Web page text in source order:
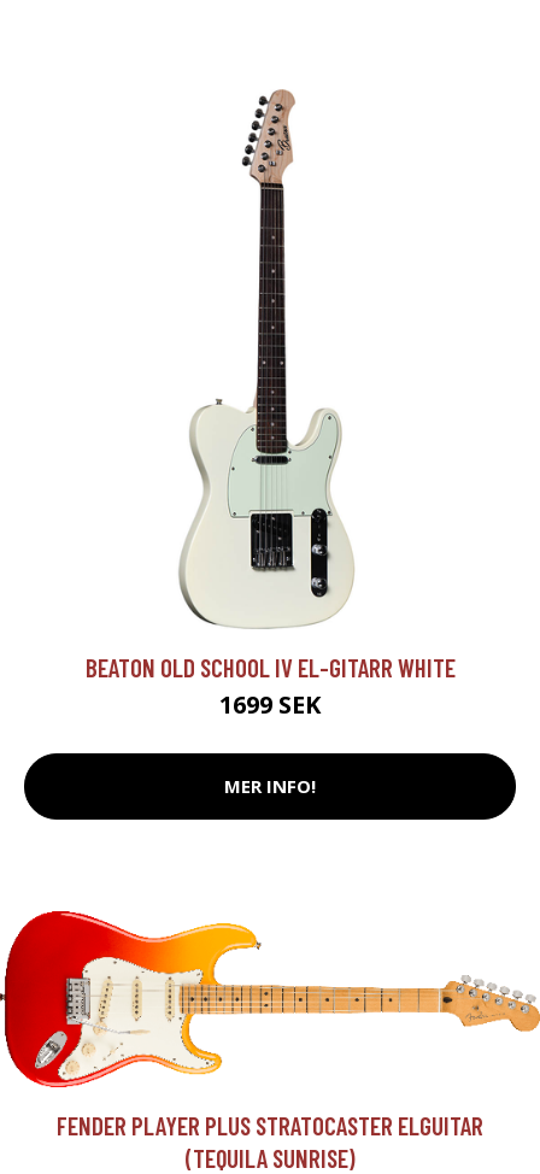
BEATON OLD SCHOOL IV EL-GITARR WHITE
1699 SEK
MER INFO!
FENDER PLAYER PLUS STRATOCASTER ELGUITAR
(TEQUILA SUNRISE)